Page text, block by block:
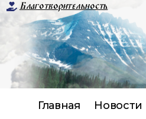
Благотворительность
Главная Новости